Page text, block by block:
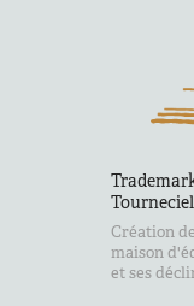
Tourneciel
Création
maison
et ses